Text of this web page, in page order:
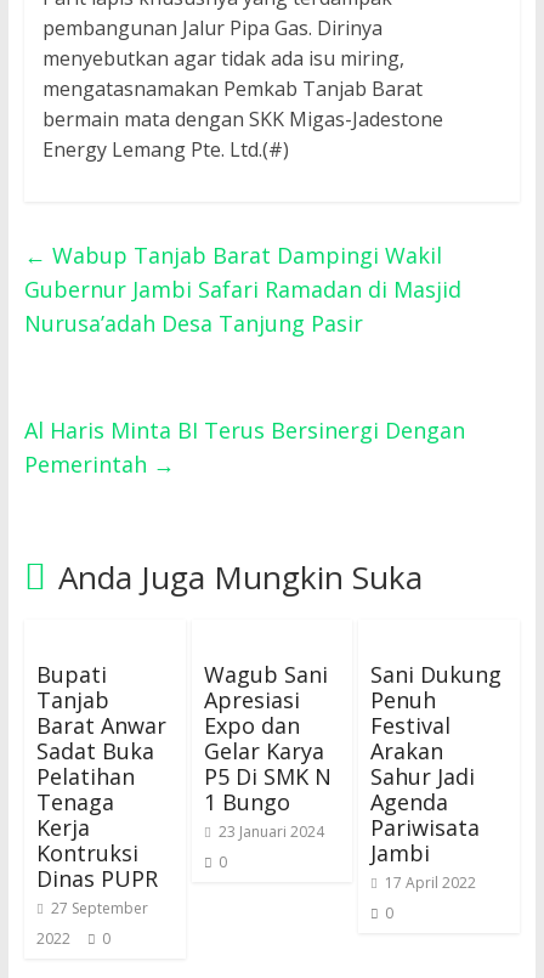
pembangunan Jalur Pipa Gas. Dirinya
menyebutkan agar tidak ada isu miring,
mengatasnamakan Pemkab Tanjab Barat
bermain mata dengan SKK Migas-Jadestone
Energy Lemang Pte. Ltd.(#)
← Wabup Tanjab Barat Dampingi Wakil
Gubernur Jambi Safari Ramadan di Masjid
Nurusa’adah Desa Tanjung Pasir
Al Haris Minta BI Terus Bersinergi Dengan
Pemerintah →
Anda Juga Mungkin Suka
Bupati
Tanjab
Barat Anwar
Sadat Buka
Pelatihan
Tenaga
Kerja
Kontruksi
Dinas PUPR
27 September
2022
0
Wagub Sani
Apresiasi
Expo dan
Gelar Karya
P5 Di SMK N
1 Bungo
23 Januari 2024
0
Sani Dukung
Penuh
Festival
Arakan
Sahur Jadi
Agenda
Pariwisata
Jambi
17 April 2022
0